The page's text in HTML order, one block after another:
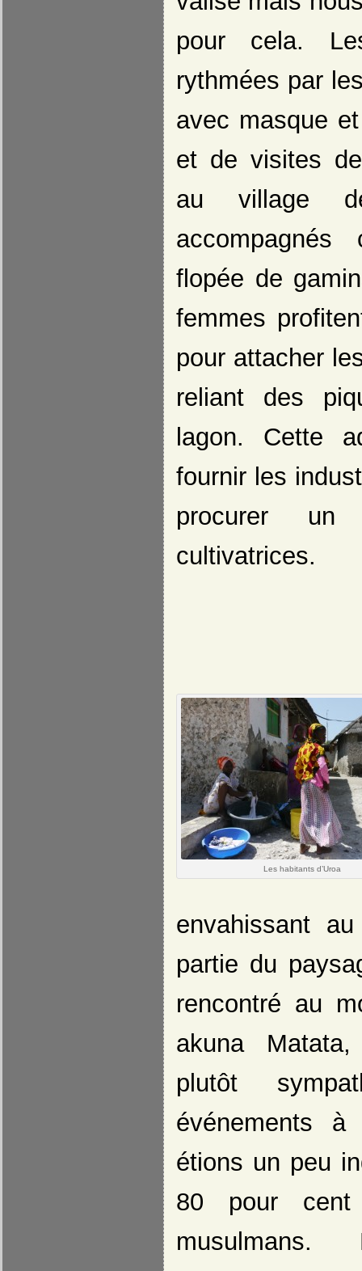
pour cela.
rythmées par
avec masque
et de visites
au village
accompagnés
flopée de
femmes
pour attacher
reliant des
lagon. Cette
fournir les
procurer
cultivatrices.
Les habitants d’Uroa
envahissant
partie du
rencontré au
akuna
plutôt
événements
étions un peu
80 pour cent